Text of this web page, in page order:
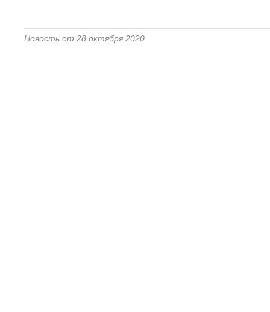
Новость от 28 октября 2020